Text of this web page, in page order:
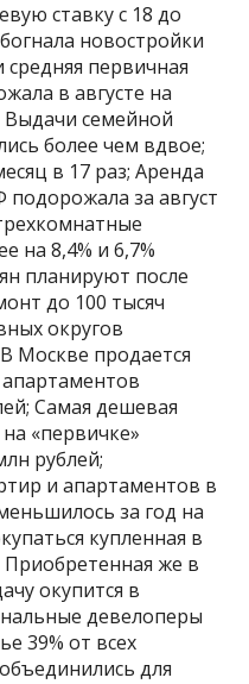
ставку с 18 до
новостройки
первичная
в августе на
Выдачи семейной
более чем вдвое;
в 17 раз; Аренда
за август
на 8,4% и 6,7%
планируют после
до 100 тысяч
округов
Москве продается
Самая дешевая
«первичке»
рублей;
и апартаментов в
за год на
купленная в
же в
окупится в
девелоперы
39% от всех
для